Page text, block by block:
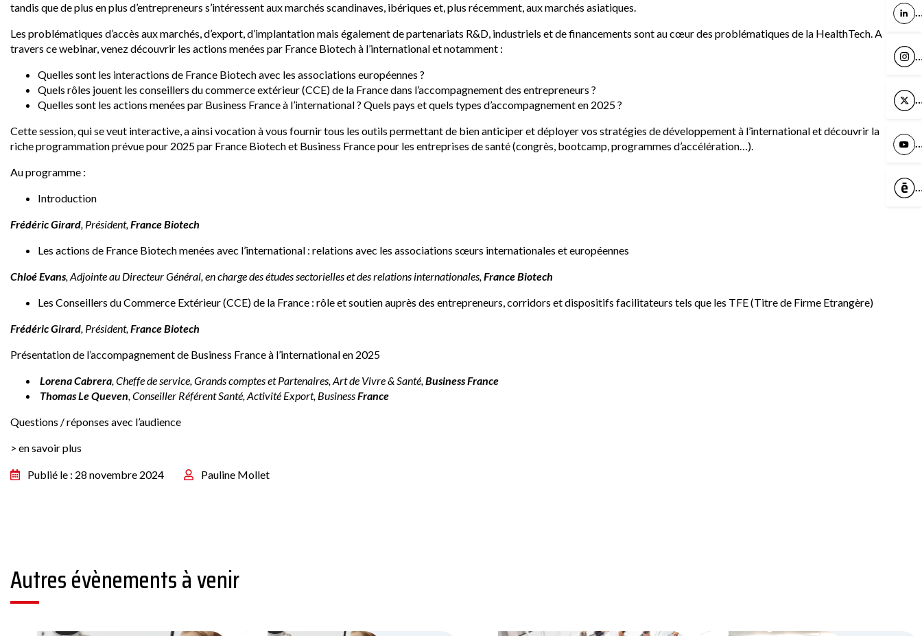
tandis que de plus en plus d’entrepreneurs s’intéressent aux marchés scandinaves, ibériques et, plus récemment, aux marchés asiatiques.
Les problématiques d’accès aux marchés, d’export, d’implantation mais également de partenariats R&D, industriels et de financements sont au cœur des problématiques de la HealthTech. A
travers ce webinar, venez découvrir les actions menées par France Biotech à l’international et notamment :
Quelles sont les interactions de France Biotech avec les associations européennes ?
Quels rôles jouent les conseillers du commerce extérieur (CCE) de la France dans l’accompagnement des entrepreneurs ?
Quelles sont les actions menées par Business France à l’international ? Quels pays et quels types d’accompagnement en 2025 ?
Cette session, qui se veut interactive, a ainsi vocation à vous fournir tous les outils permettant de bien anticiper et déployer vos stratégies de développement à l’international et découvrir la
riche programmation prévue pour 2025 par France Biotech et Business France pour les entreprises de santé (congrès, bootcamp, programmes d’accélération…).
Au programme :
Introduction
Frédéric Girard, Président,France Biotech
Les actions de France Biotech menées avec l’international : relations avec les associations sœurs internationales et européennes
Chloé Evans, Adjointe au Directeur Général, en charge des études sectorielles et des relations internationales,France Biotech
Les Conseillers du Commerce Extérieur (CCE) de la France : rôle et soutien auprès des entrepreneurs, corridors et dispositifs facilitateurs tels que les TFE (Titre de Firme Etrangère)
Frédéric Girard, Président,France Biotech
Présentation de l’accompagnement de Business France à l’international en 2025
Lorena Cabrera, Cheffe de service, Grands comptes et Partenaires, Art de Vivre & Santé,Business France
Thomas Le Queven, Conseiller Référent Santé, Activité Export, BusinessFrance
Questions / réponses avec l’audience
> en savoir plus
Publié le : 28 novembre 2024 Pauline Mollet
Autres évènements à venir